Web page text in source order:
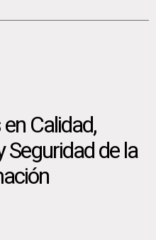
Calidad,
de la